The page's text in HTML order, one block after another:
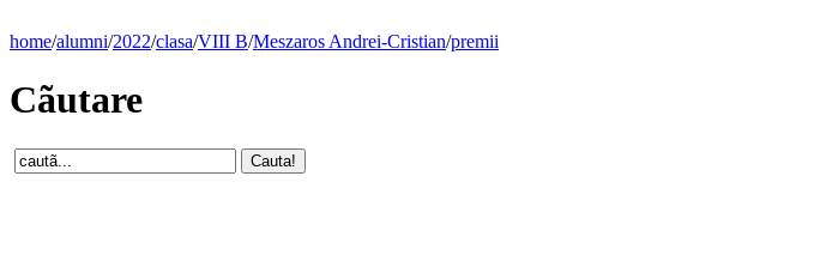
home/alumni/2022/clasa/VIII B/Meszaros Andrei-Cristian/premii
Cãutare